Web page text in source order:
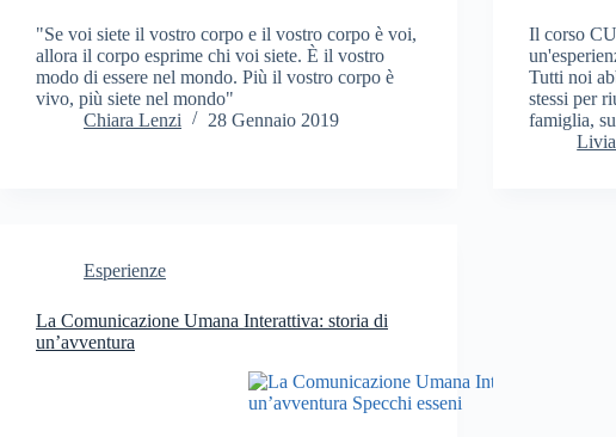
"Se voi siete il vostro corpo e il vostro corpo è voi,
allora il corpo esprime chi voi siete. È il vostro
modo di essere nel mondo. Più il vostro corpo è
vivo, più siete nel mondo"
Chiara Lenzi
28 Gennaio 2019
Il corso
Tutti noi
stessi per
famiglia,
Esperienze
La Comunicazione Umana Interattiva: storia di
un’avventura